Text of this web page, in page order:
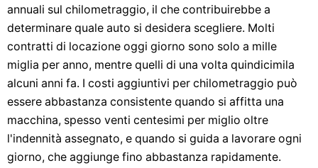
annuali sul chilometraggio, il che contribuirebbe a
determinare quale auto si desidera scegliere. Molti
contratti di locazione oggi giorno sono solo a mille
miglia per anno, mentre quelli di una volta quindicimila
alcuni anni fa. I costi aggiuntivi per chilometraggio può
essere abbastanza consistente quando si affitta una
macchina, spesso venti centesimi per miglio oltre
l'indennità assegnato, e quando si guida a lavorare ogni
giorno, che aggiunge fino abbastanza rapidamente.